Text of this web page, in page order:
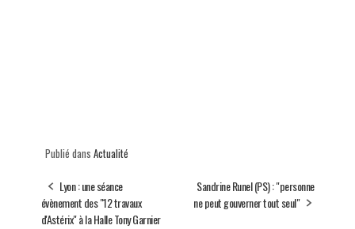
Publié dans Actualité
Lyon : une séance
évènement des "12 travaux
d'Astérix" à la Halle Tony Garnier
Sandrine Runel (PS) : "personne
ne peut gouverner tout seul"